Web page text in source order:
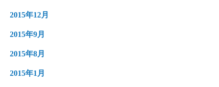
2015年12月
2015年9月
2015年8月
2015年1月